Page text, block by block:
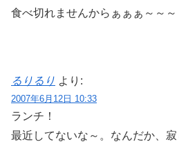
食べ切れませんからぁぁぁ～～～
るりるり より:
2007年6月12日 10:33
ランチ！
最近してないな～。なんだか、寂